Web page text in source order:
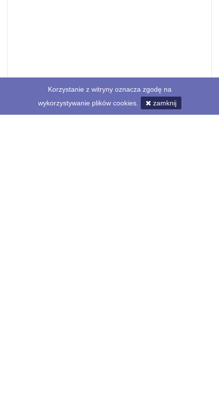
Korzystanie z witryny oznacza zgodę na
wykorzystywanie plików cookies.
zamknij